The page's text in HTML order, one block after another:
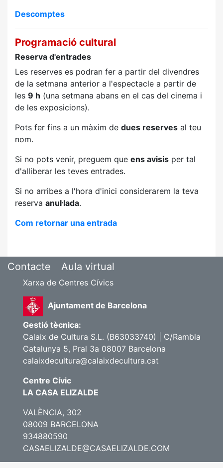
Descomptes
Programació cultural
Reserva d'entrades
Les reserves es podran fer a partir del divendres
de la setmana anterior a l'espectacle a partir de
les 9 h (una setmana abans en el cas del cinema i
de les exposicions).
Pots fer fins a un màxim de dues reserves al teu
nom.
Si no pots venir, preguem que ens avisis per tal
d'alliberar les teves entrades.
Si no arribes a l'hora d'inici considerarem la teva
reserva anul·lada.
Com retornar una entrada
Contacte Aula virtual
Xarxa de Centres Cívics
Ajuntament de Barcelona
Gestió tècnica:
Calaix de Cultura S.L. (B63033740) | C/Rambla
Catalunya 5, Pral 3a 08007 Barcelona
calaixdecultura@calaixdecultura.cat
Centre Cívic
LA CASA ELIZALDE
VALÈNCIA, 302
08009 BARCELONA
934880590
CASAELIZALDE@CASAELIZALDE.COM